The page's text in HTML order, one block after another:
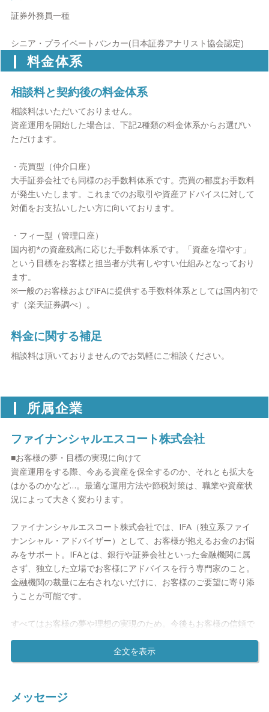
証券外務員一種
シニア・プライベートバンカー(日本証券アナリスト協会認定)
料金体系
相談料と契約後の料金体系
相談料はいただいておりません。
資産運用を開始した場合は、下記2種類の料金体系からお選びい
ただけます。
・売買型（仲介口座）
大手証券会社でも同様のお手数料体系です。売買の都度お手数料
が発生いたします。これまでのお取引や資産アドバイスに対して
対価をお支払いしたい方に向いております。
・フィー型（管理口座）
国内初*の資産残高に応じた手数料体系です。「資産を増やす」
という目標をお客様と担当者が共有しやすい仕組みとなっており
ます。
※一般のお客様およびIFAに提供する手数料体系としては国内初で
す（楽天証券調べ）。
料金に関する補足
相談料は頂いておりませんのでお気軽にご相談ください。
所属企業
ファイナンシャルエスコート株式会社
■お客様の夢・目標の実現に向けて
資産運用をする際、今ある資産を保全するのか、それとも拡大を
はかるのかなど…。最適な運用方法や節税対策は、職業や資産状
況によって大きく変わります。
ファイナンシャルエスコート株式会社では、IFA（独立系ファイ
ナンシャル・アドバイザー）として、お客様が抱えるお金のお悩
みをサポート。IFAとは、銀行や証券会社といった金融機関に属
さず、独立した立場でお客様にアドバイスを行う専門家のこと。
金融機関の裁量に左右されないだけに、お客様のご要望に寄り添
うことが可能です。
すべてはお客様の夢や理想の実現のため。今後もお客様の信頼で
きるエスコート役として、お金に関するお悩みに誠心誠意向き合
お客様のお金に関するお悩みを解消すること。そして、夢や目標
メッセージ